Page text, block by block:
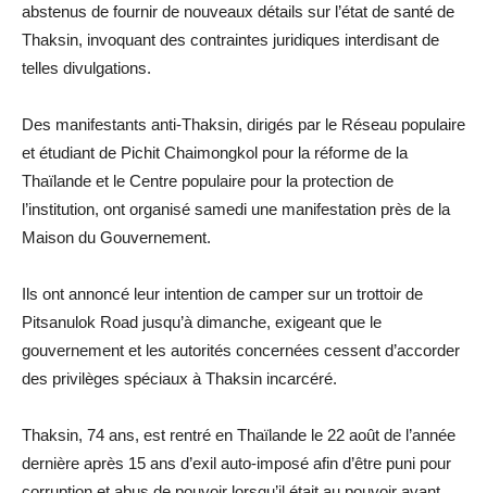
abstenus de fournir de nouveaux détails sur l’état de santé de
Thaksin, invoquant des contraintes juridiques interdisant de
telles divulgations.
Des manifestants anti-Thaksin, dirigés par le Réseau populaire
et étudiant de Pichit Chaimongkol pour la réforme de la
Thaïlande et le Centre populaire pour la protection de
l’institution, ont organisé samedi une manifestation près de la
Maison du Gouvernement.
Ils ont annoncé leur intention de camper sur un trottoir de
Pitsanulok Road jusqu’à dimanche, exigeant que le
gouvernement et les autorités concernées cessent d’accorder
des privilèges spéciaux à Thaksin incarcéré.
Thaksin, 74 ans, est rentré en Thaïlande le 22 août de l’année
dernière après 15 ans d’exil auto-imposé afin d’être puni pour